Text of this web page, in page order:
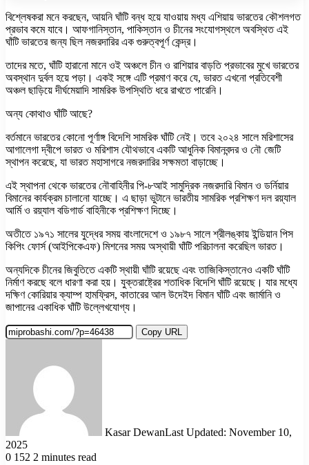
বিশ্লেষকরা মনে করছেন, আয়নি ঘাঁটি বন্ধ হয়ে যাওয়ায় মধ্য এশিয়ায় ভারতের কৌশলগত
প্রভাব কমে যাবে। আফগানিস্তান, পাকিস্তান ও চীনের সংযোগস্থলে অবস্থিত এই
ঘাঁটি ভারতের জন্য ছিল নজরদারির এক গুরুত্বপূর্ণ কেন্দ্র।
তাদের মতে, ঘাঁটি হারানো মানে ওই অঞ্চলে চীন ও রাশিয়ার বাড়তি প্রভাবের মুখে ভারতের
অবস্থান দুর্বল হয়ে পড়া। একই সঙ্গে এটি প্রমাণ করে যে, ভারত এখনো প্রতিবেশী
অঞ্চল ছাড়িয়ে দীর্ঘমেয়াদি সামরিক উপস্থিতি ধরে রাখতে পারেনি।
অন্য কোথাও ঘাঁটি আছে?
বর্তমানে ভারতের কোনো পূর্ণাঙ্গ বিদেশি সামরিক ঘাঁটি নেই। তবে ২০২৪ সালে মরিশাসের
আগালেগা দ্বীপে ভারত ও মরিশাস যৌথভাবে একটি আধুনিক বিমানবন্দর ও নৌ জেটি
স্থাপন করেছে, যা ভারত মহাসাগরে নজরদারির সক্ষমতা বাড়াচ্ছে।
এই স্থাপনা থেকে ভারতের নৌবাহিনীর পি-৮আই সামুদ্রিক নজরদারি বিমান ও ডর্নিয়ার
বিমানের কার্যক্রম চালানো যাচ্ছে। এ ছাড়া ভুটানে ভারতীয় সামরিক প্রশিক্ষণ দল রয়্যাল
আর্মি ও রয়্যাল বডিগার্ড বাহিনীকে প্রশিক্ষণ দিচ্ছে।
অতীতে ১৯৭১ সালের যুদ্ধের সময় বাংলাদেশে ও ১৯৮৭ সালে শ্রীলঙ্কায় ইন্ডিয়ান পিস
কিপিং ফোর্স (আইপিকেএফ) মিশনের সময় অস্থায়ী ঘাঁটি পরিচালনা করেছিল ভারত।
অন্যদিকে চীনের জিবুতিতে একটি স্থায়ী ঘাঁটি রয়েছে এবং তাজিকিস্তানেও একটি ঘাঁটি
নির্মাণ করছে বলে ধারণা করা হয়। যুক্তরাষ্ট্রের শতাধিক বিদেশি ঘাঁটি রয়েছে। যার মধ্যে
দক্ষিণ কোরিয়ার ক্যাম্প হামফ্রিস, কাতারের আল উদেইদ বিমান ঘাঁটি এবং জার্মানি ও
জাপানের একাধিক ঘাঁটি উল্লেখযোগ্য।
Copy URL
Kasar DewanLast Updated: November 10,
2025
0 152 2 minutes read